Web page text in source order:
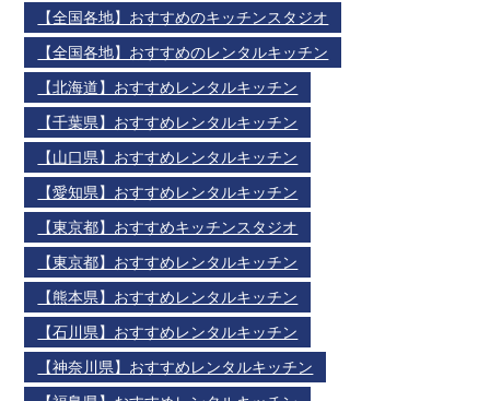
【全国各地】おすすめのキッチンスタジオ
【全国各地】おすすめのレンタルキッチン
【北海道】おすすめレンタルキッチン
【千葉県】おすすめレンタルキッチン
【山口県】おすすめレンタルキッチン
【愛知県】おすすめレンタルキッチン
【東京都】おすすめキッチンスタジオ
【東京都】おすすめレンタルキッチン
【熊本県】おすすめレンタルキッチン
【石川県】おすすめレンタルキッチン
【神奈川県】おすすめレンタルキッチン